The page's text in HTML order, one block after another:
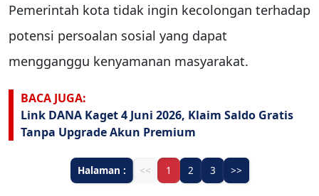
Pemerintah kota tidak ingin kecolongan terhadap
potensi persoalan sosial yang dapat
mengganggu kenyamanan masyarakat.
BACA JUGA:
Link DANA Kaget 4 Juni 2026, Klaim Saldo Gratis
Tanpa Upgrade Akun Premium
Halaman : << 1 2 3 >>